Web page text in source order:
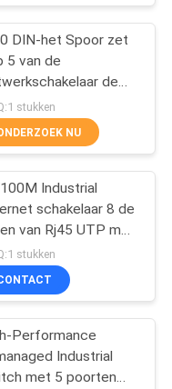
DIN-het Spoor zet
5 van de
de
van Haven
Rj45 UTP
stukken
NU
Industrial
schakelaar 8 de
van Rj45 UTP met
Spoor muur zet op
stukken
Performance
Industrial
met 5 poorten